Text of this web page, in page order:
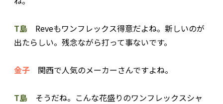
T島 Reveもワンフレックス得意だよね。新しいのが
出たらしい。残念ながら打って事ないです。
金子 関西で人気のメーカーさんですよね。
T島 そうだね。こんな花盛りのワンフレックスシャ